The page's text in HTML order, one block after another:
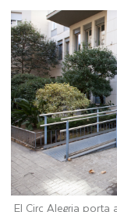
El Circ Alegria